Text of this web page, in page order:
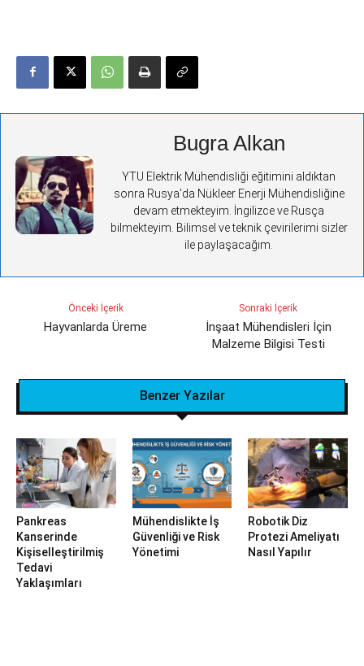
Bugra Alkan
YTU Elektrik Mühendisliği eğitimini aldıktan
sonra Rusya'da Nükleer Enerji Mühendisliğine
devam etmekteyim. İngilizce ve Rusça
bilmekteyim. Bilimsel ve teknik çevirilerimi sizler
ile paylaşacağım.
Önceki İçerik
Hayvanlarda Üreme
Sonraki İçerik
İnşaat Mühendisleri İçin
Malzeme Bilgisi Testi
Benzer Yazılar
Pankreas
Kanserinde
Kişiselleştirilmiş
Tedavi
Yaklaşımları
Mühendislikte İş
Güvenliği ve Risk
Yönetimi
Robotik Diz
Protezi Ameliyatı
Nasıl Yapılır